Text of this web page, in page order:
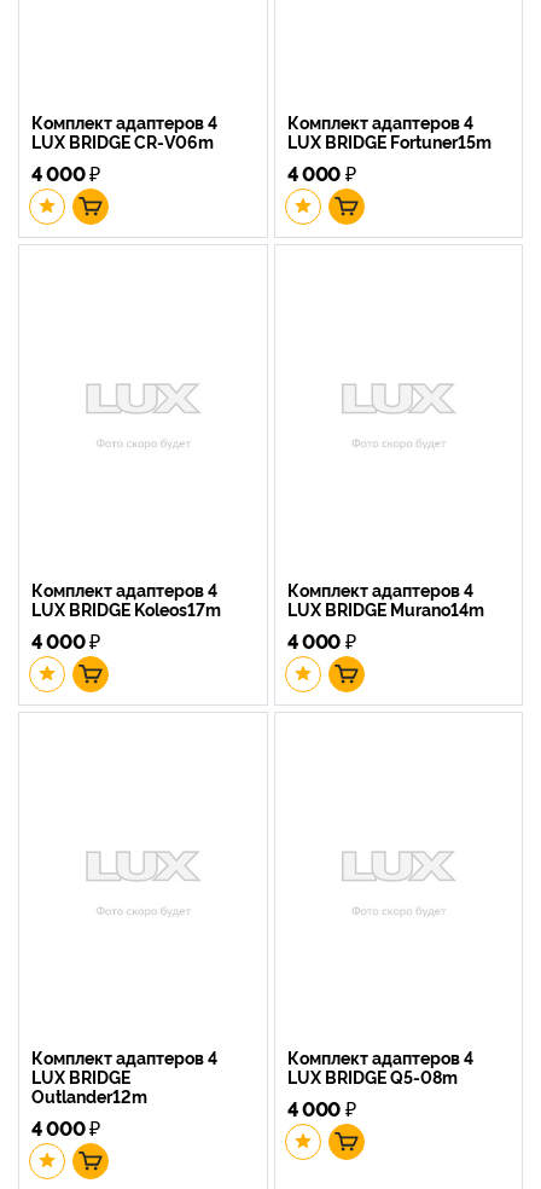
Комплект адаптеров 4
LUX BRIDGE CR-V06m
4 000₽
Комплект адаптеров 4
LUX BRIDGE Fortuner15m
4 000₽
Комплект адаптеров 4
LUX BRIDGE Koleos17m
4 000₽
Комплект адаптеров 4
LUX BRIDGE Murano14m
4 000₽
Комплект адаптеров 4
LUX BRIDGE
Outlander12m
4 000₽
Комплект адаптеров 4
LUX BRIDGE Q5-08m
4 000₽